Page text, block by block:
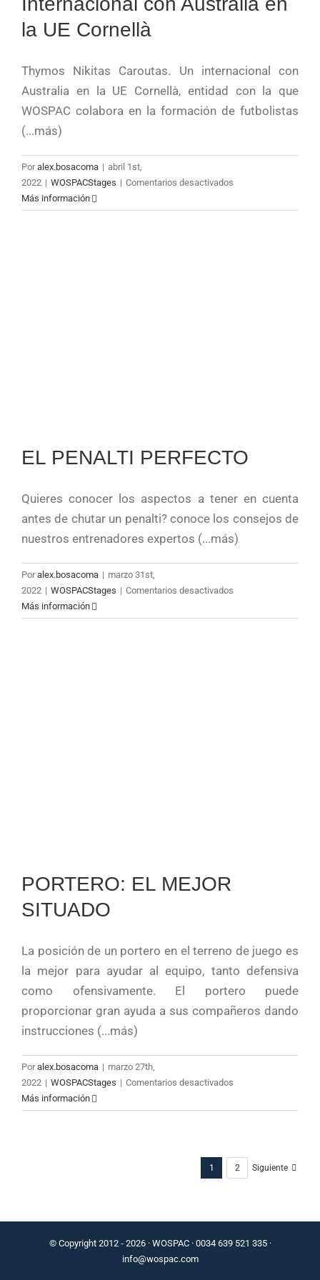
la UE Cornellà
Thymos Nikitas Caroutas. Un internacional con
Australia en la UE Cornellà, entidad con la que
WOSPAC colabora en la formación de futbolistas
(...más)
Poralex.bosacoma | abril 1st,
2022 | WOSPACStages | Comentarios desactivados
Nikitas
Más información
EL PENALTI PERFECTO
Quieres conocer los aspectos a tener en cuenta
antes de chutar un penalti? conoce los consejos de
nuestros entrenadores expertos (...más)
Poralex.bosacoma | marzo 31st,
2022 | WOSPACStages | Comentarios desactivados
PENALTI
Más información
PORTERO: EL MEJOR
SITUADO
La posición de un portero en el terreno de juego es
la mejor para ayudar al equipo, tanto defensiva
como ofensivamente. El portero puede
proporcionar gran ayuda a sus compañeros dando
instrucciones (...más)
Poralex.bosacoma | marzo 27th,
2022 | WOSPACStages | Comentarios desactivados
EL
Más información
1 2 Siguiente
© Copyright 2012 - 2026 · WOSPAC · 0034 639 521 335 ·
info@wospac.com